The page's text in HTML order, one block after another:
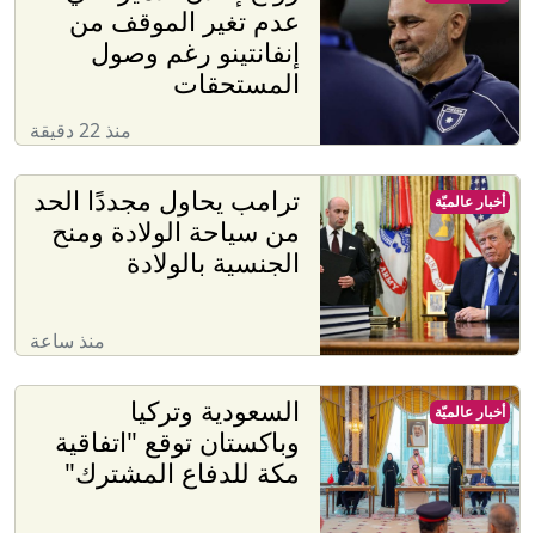
رواج إعلان الأمير علي
عدم تغير الموقف من
إنفانتينو رغم وصول
المستحقات
منذ 22 دقيقة
رياضة عالميّة
ترامب يحاول مجددًا الحد
من سياحة الولادة ومنح
الجنسية بالولادة
منذ ساعة
أخبار عالميّة
السعودية وتركيا
وباكستان توقع "اتفاقية
مكة للدفاع المشترك"
أخبار عالميّة